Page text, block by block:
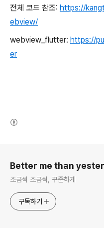
전체 코드 참조: https://
ebview/
webview_flutter: https://
er
Better me than
조금씩 조금씩, 꾸준하게
구독하기